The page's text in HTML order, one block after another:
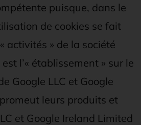
puisque, dans le
de cookies se fait
activités » de la société
l’« établissement » sur le
Google LLC et Google
leurs produits et
et Google Ireland Limited